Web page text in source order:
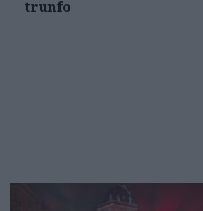
trunfo